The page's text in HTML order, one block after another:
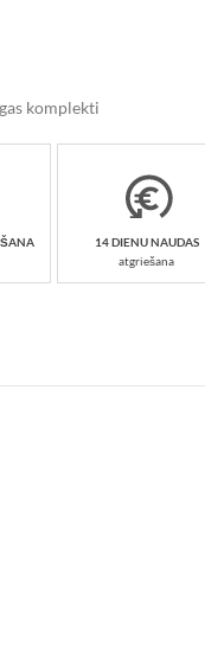
komplekti
14 DIENU NAUDAS
atgriešana